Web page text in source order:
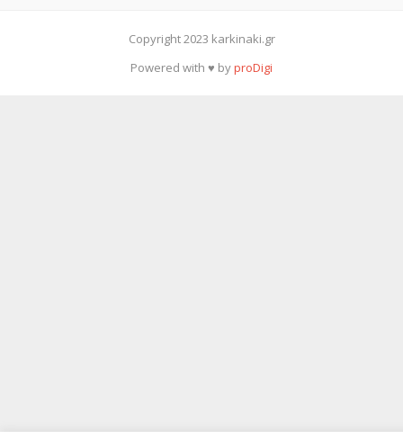
Copyright 2023 karkinaki.gr
Powered with ♥ byproDigi